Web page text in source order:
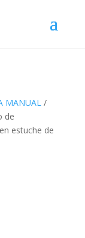
MANUAL/
de
estuche de